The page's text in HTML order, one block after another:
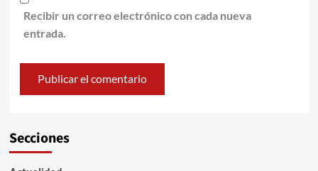
Recibir un correo electrónico con cada nueva
entrada.
Secciones